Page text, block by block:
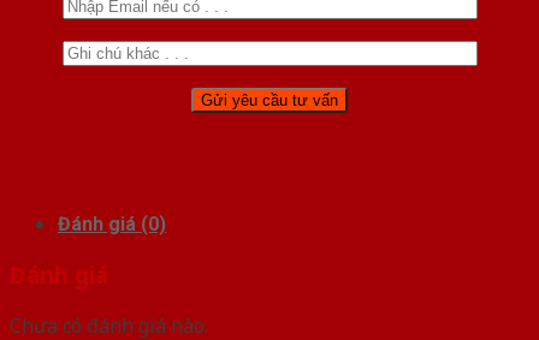
Đánh giá (0)
Đánh giá
Chưa có đánh giá nào.